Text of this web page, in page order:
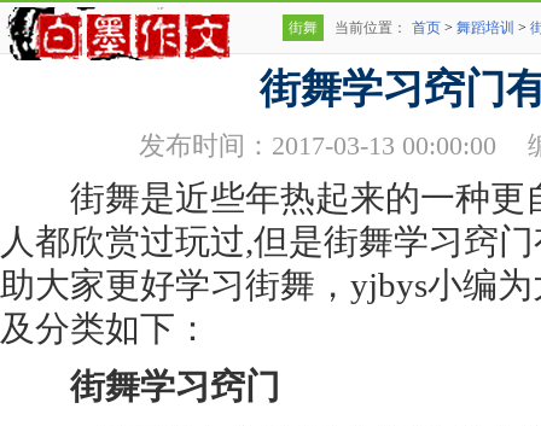
街舞 当前位置： 首页 > 舞蹈培训 >
街舞学习窍门
发布时间：2017-03-13 00:00:00
街舞是近些年热起来的一种更
人都欣赏过玩过,但是街舞学习窍
助大家更好学习街舞，yjbys小编
及分类如下：
街舞学习窍门